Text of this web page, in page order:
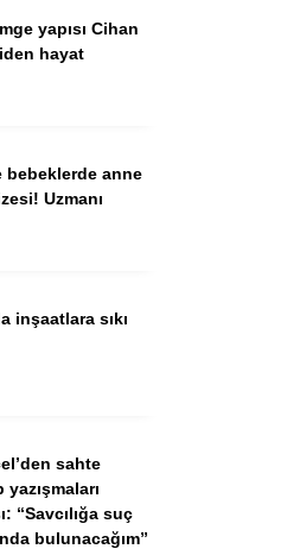
WhatsApp İhbar Hattı
yapısı Cihan
hayat
bebeklerde anne
Uzmanı
inşaatlara sıkı
sahte
“Savcılığa suç
bulunacağım”